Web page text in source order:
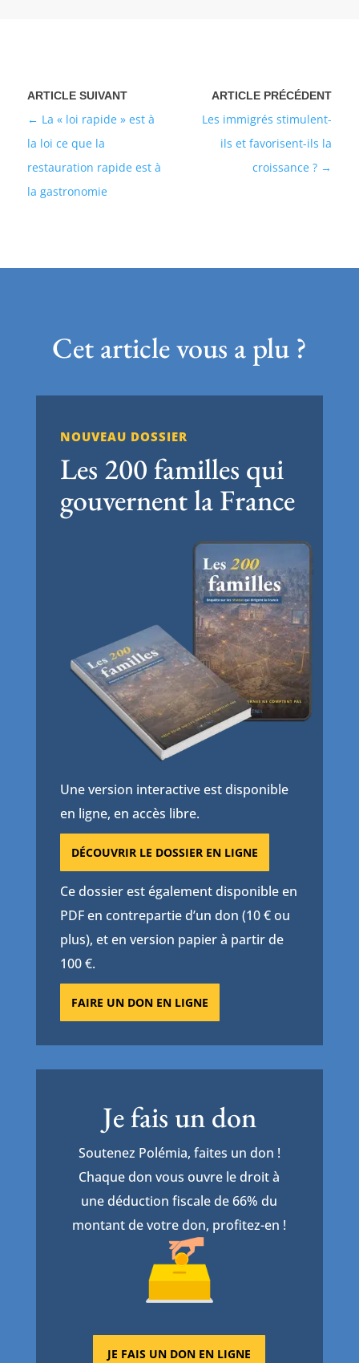
Les immigrés stimulent-
ils et favorisent-ils la
croissance ?
La « loi rapide » est à
la loi ce que la
restauration rapide est à
la gastronomie
Cet article vous a plu ?
NOUVEAU DOSSIER
Les 200 familles qui
gouvernent la France
Une version interactive est disponible
en ligne, en accès libre.
DÉCOUVRIR LE DOSSIER EN LIGNE
Ce dossier est également disponible en
PDF en contrepartie d’un don (10 € ou
plus), et en version papier à partir de
100 €.
FAIRE UN DON EN LIGNE
Je fais un don
Soutenez Polémia, faites un don !
Chaque don vous ouvre le droit à
une déduction fiscale de 66% du
montant de votre don, profitez-en !
JE FAIS UN DON EN LIGNE